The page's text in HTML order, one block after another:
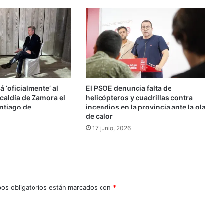
‘oficialmente’ al
de Zamora el
de
El PSOE denuncia falta de
helicópteros y cuadrillas contra
incendios en la provincia ante la ola
de calor
17 junio, 2026
obligatorios están marcados con *